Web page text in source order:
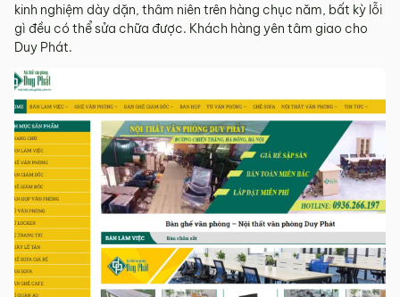
kinh nghiệm dày dặn, thâm niên trên hàng chục năm, bất kỳ lỗi
gì đều có thể sửa chữa được. Khách hàng yên tâm giao cho
Duy Phát.